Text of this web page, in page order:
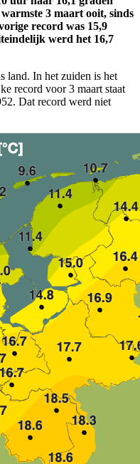
3 maart ooit, sinds
record was 15,9
werd het 16,7
land. In het zuiden is het
record voor 3 maart staat
Dat record werd niet